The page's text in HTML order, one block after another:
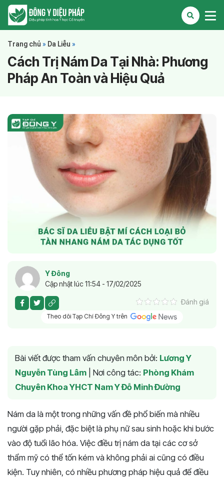
Trang chủ » Da Liễu »
Cách Trị Nám Da Tại Nhà: Phương
Pháp An Toàn và Hiệu Quả
Y Đông
Cập nhật lúc 11:54 - 17/02/2025
Đánh giá
Theo dõi Tạp Chí Đông Y trên
Bài viết được tham vấn chuyên môn bởi: Lương Y
Nguyễn Tùng Lâm
Nơi công tác: Phòng Khám
Chuyên Khoa YHCT Nam Y Đỗ Minh Đường
Nám da là một trong những vấn đề phổ biến mà nhiều
người gặp phải, đặc biệt là phụ nữ sau sinh hoặc khi bước
vào độ tuổi lão hóa. Việc điều trị nám da tại các cơ sở
thẩm mỹ có thể tốn kém và không phải ai cũng có điều
kiện. Tuy nhiên, có nhiều phương pháp hiệu quả để điều